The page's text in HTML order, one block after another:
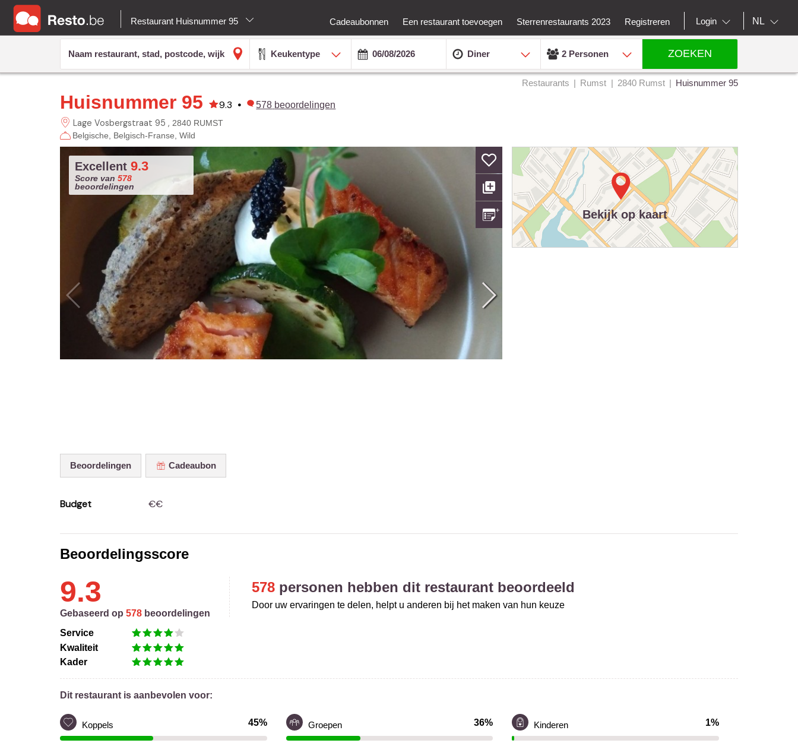
Restaurant Huisnummer 95 Cadeaubonnen Een restaurant toevoegen Sterrenrestaurants 2023 Registreren Login NL
Keukentype Diner 2 Personen ZOEKEN
Restaurants Rumst 2840 Rumst Huisnummer 95
Huisnummer 95 9.3 • 578 beoordelingen
Lage Vosbergstraat 95
2840 RUMST
Belgische
Belgisch-Franse Wild
Excellent 9.3
Score van 578
beoordelingen
Beoordelingen Cadeaubon
Budget €€
Bekijk op kaart
Beoordelingsscore
9.3
Gebaseerd op 578 beoordelingen
Service
Kwaliteit
Kader
578 personen hebben dit restaurant beoordeeld
Door uw ervaringen te delen, helpt u anderen bij het maken van hun keuze
Dit restaurant is aanbevolen voor:
Koppels 45% Groepen 36% Kinderen 1%